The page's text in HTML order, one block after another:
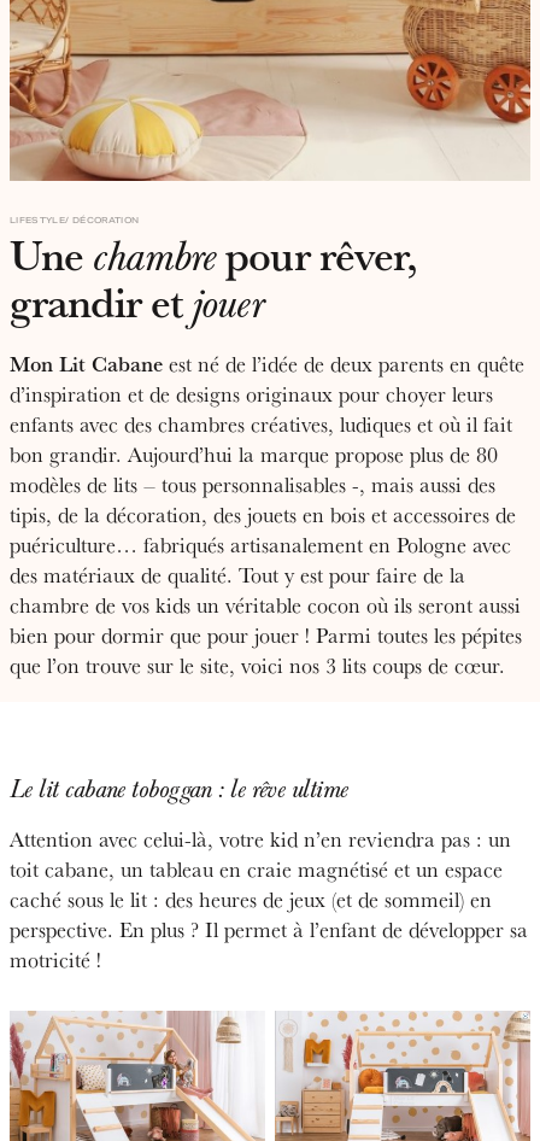
DÉCORATION
LIFESTYLE
Une chambrepour rêver,
grandir etjouer
Mon Lit Cabane est né de l’idée de deux parents en quête
d’inspiration et de designs originaux pour choyer leurs
enfants avec des chambres créatives, ludiques et où il fait
bon grandir. Aujourd’hui la marque propose plus de 80
modèles de lits – tous personnalisables -, mais aussi des
tipis, de la décoration, des jouets en bois et accessoires de
puériculture… fabriqués artisanalement en Pologne avec
des matériaux de qualité. Tout y est pour faire de la
chambre de vos kids un véritable cocon où ils seront aussi
bien pour dormir que pour jouer ! Parmi toutes les pépites
que l’on trouve sur le site, voici nos 3 lits coups de cœur.
Le lit cabane toboggan : le rêve ultime
Attention avec celui-là, votre kid n’en reviendra pas : un
toit cabane, un tableau en craie magnétisé et un espace
caché sous le lit : des heures de jeux (et de sommeil) en
perspective. En plus ? Il permet à l’enfant de développer sa
motricité !